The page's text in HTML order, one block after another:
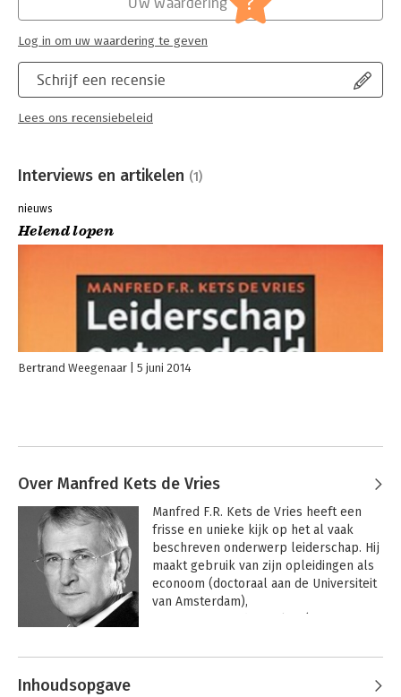
Schrijf een recensie
Lees ons recensiebeleid
Log in om uw waardering te geven
Interviews en artikelen (1)
nieuws
Helend lopen
Bertrand Weegenaar 5 juni 2014
Over Manfred Kets de Vries
Manfred F.R. Kets de Vries heeft een
frisse en unieke kijk op het al vaak
beschreven onderwerp leiderschap. Hij
maakt gebruik van zijn opleidingen als
econoom (doctoraal aan de Universiteit
van Amsterdam),
en psychoanalyticus (Canadian
Andere boeken door Manfred Kets
de Vries
Inhoudsopgave